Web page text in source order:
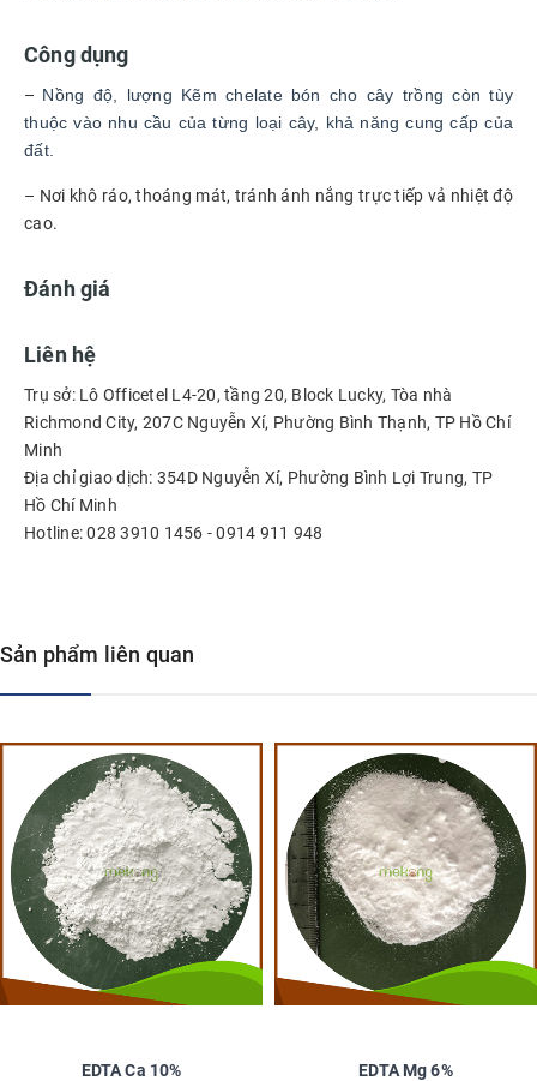
Công dụng
– Nồng độ, lượng Kẽm chelate bón cho cây trồng còn tùy
thuộc vào nhu cầu của từng loại cây, khả năng cung cấp của
đất.
– Nơi khô ráo, thoáng mát, tránh ánh nắng trực tiếp vả nhiệt độ
cao.
Đánh giá
Liên hệ
Trụ sở: Lô Officetel L4-20, tầng 20, Block Lucky, Tòa nhà
Richmond City, 207C Nguyễn Xí, Phường Bình Thạnh, TP Hồ Chí
Minh
Địa chỉ giao dịch: 354D Nguyễn Xí, Phường Bình Lợi Trung, TP
Hồ Chí Minh
Hotline: 028 3910 1456 - 0914 911 948
Sản phẩm liên quan
EDTA Ca 10%
EDTA Mg 6%